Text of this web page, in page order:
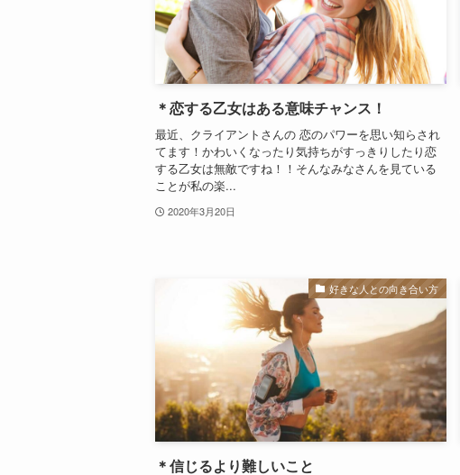
＊恋する乙女はある意味チャンス！
最近、クライアントさんの 恋のパワーを思い知らされ
てます！かわいくなったり気持ちがすっきりしたり恋
する乙女は無敵ですね！！そんなみなさんを見ている
ことが私の楽...
2020年3月20日
好きな人との向き合い方
＊信じるより難しいこと